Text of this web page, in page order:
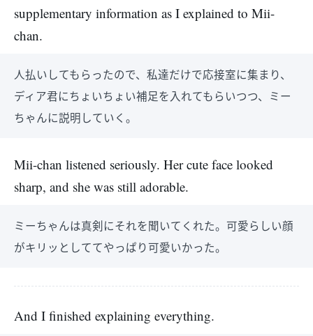
supplementary information as I explained to Mii-
chan.
人払いしてもらったので、私達だけで応接室に集まり、
ディア君にちょいちょい補足を入れてもらいつつ、ミー
ちゃんに説明していく。
Mii-chan listened seriously. Her cute face looked
sharp, and she was still adorable.
ミーちゃんは真剣にそれを聞いてくれた。可愛らしい顔
がキリッとしててやっぱり可愛いかった。
And I finished explaining everything.